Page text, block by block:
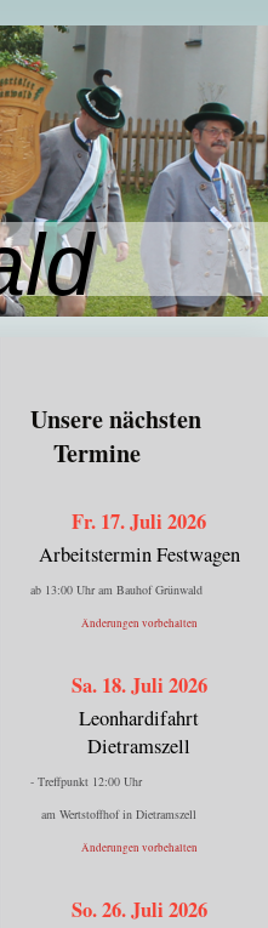
Unsere nächsten
Termine
Fr. 17. Juli 2026
Arbeitstermin Festwagen
ab 13:00 Uhr am Bauhof Grünwald
Änderungen vorbehalten
Sa. 18. Juli 2026
Leonhardifahrt
Dietramszell
- Treffpunkt 12:00 Uhr
am Wertstoffhof in Dietramszell
Änderungen vorbehalten
So. 26. Juli 2026